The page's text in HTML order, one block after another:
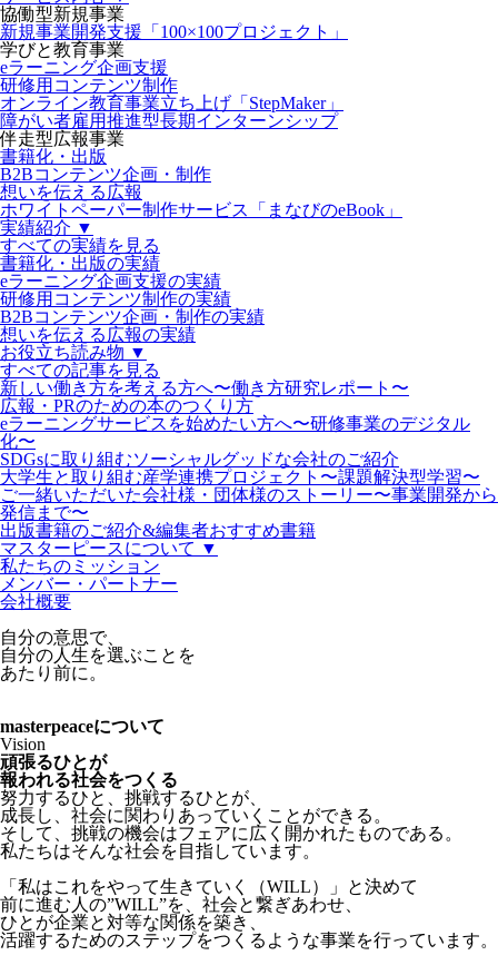
協働型新規事業
新規事業開発支援「100×100プロジェクト」
学びと教育事業
eラーニング企画支援
研修用コンテンツ制作
オンライン教育事業立ち上げ「StepMaker」
障がい者雇用推進型長期インターンシップ
伴走型広報事業
書籍化・出版
B2Bコンテンツ企画・制作
想いを伝える広報
ホワイトペーパー制作サービス「まなびのeBook」
実績紹介 ▼
すべての実績を見る
書籍化・出版の実績
eラーニング企画支援の実績
研修用コンテンツ制作の実績
B2Bコンテンツ企画・制作の実績
想いを伝える広報の実績
お役立ち読み物 ▼
すべての記事を見る
新しい働き方を考える方へ〜働き方研究レポート〜
広報・PRのための本のつくり方
eラーニングサービスを始めたい方へ〜研修事業のデジタル
化〜
SDGsに取り組むソーシャルグッドな会社のご紹介
大学生と取り組む産学連携プロジェクト〜課題解決型学習〜
ご一緒いただいた会社様・団体様のストーリー〜事業開発から
発信まで〜
出版書籍のご紹介&編集者おすすめ書籍
マスターピースについて ▼
私たちのミッション
メンバー・パートナー
会社概要
自分の意思で、
自分の人生を選ぶことを
あたり前に。
masterpeaceについて
Vision
頑張るひとが
報われる社会をつくる
努力するひと、挑戦するひとが、
成長し、社会に関わりあっていくことができる。
そして、挑戦の機会はフェアに広く開かれたものである。
私たちはそんな社会を目指しています。
「私はこれをやって生きていく（WILL）」と決めて
前に進む人の”WILL”を、社会と繋ぎあわせ、
ひとが企業と対等な関係を築き、
活躍するためのステップをつくるような事業を行っています。